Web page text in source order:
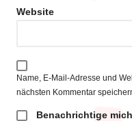
Website
Name, E-Mail-Adresse und
nächsten Kommentar
Benachrichtige